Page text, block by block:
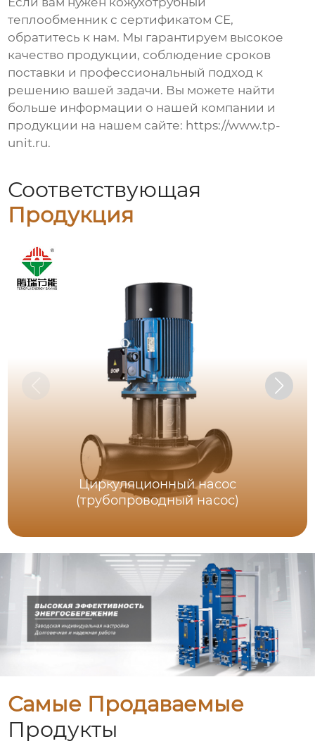
теплообменник с сертификатом CE,
обратитесь к нам. Мы гарантируем высокое
качество продукции, соблюдение сроков
поставки и профессиональный подход к
решению вашей задачи. Вы можете найти
больше информации о нашей компании и
продукции на нашем сайте: https://www.tp-
unit.ru.
Соответствующая
Продукция
Циркуляционный насос
(трубопроводный насос)
Самые Продаваемые
Продукты